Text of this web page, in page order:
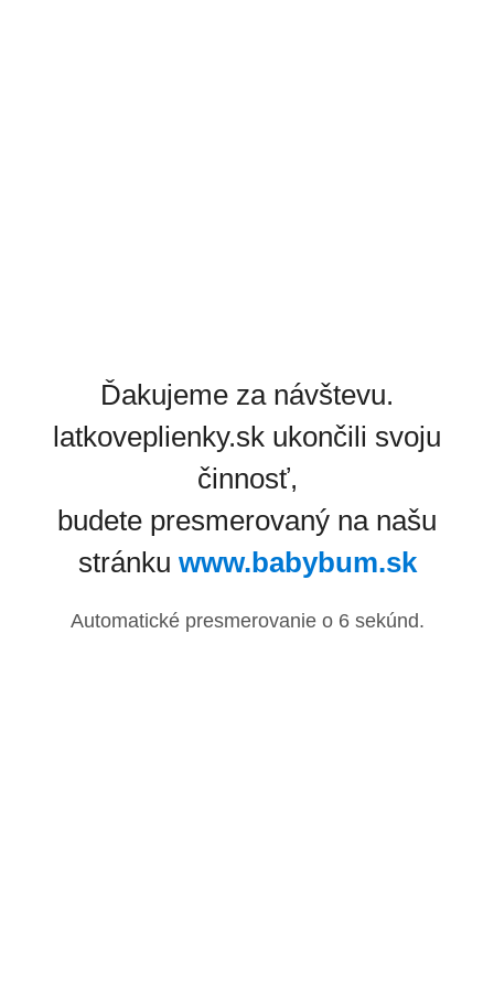
Ďakujeme za návštevu.
latkoveplienky.sk ukončili svoju
činnosť,
budete presmerovaný na našu
stránku www.babybum.sk
Automatické presmerovanie o 6sekúnd.